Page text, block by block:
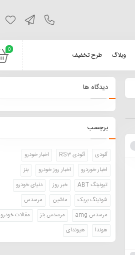
0
وبلاگ طرح تخفیف
دیدگاه ها
برچسب
آئودی آئودی RS3
اخبار خودرو
اخبار خوردرو
اخبار روز خودرو
بنز
تیونینگ ABT
خبر روز
دنیای خودرو
شوتینگ بریک
ماشین
مرسدس
مرسدس amg
مرسدس بنز
مقالات خودرو
هوندا
هیوندای